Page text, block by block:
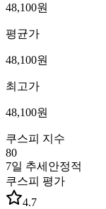
48,100원
평균가
48,100원
최고가
48,100원
쿠스피 지수
80
7일 추세 안정적
쿠스피 평가
4.7